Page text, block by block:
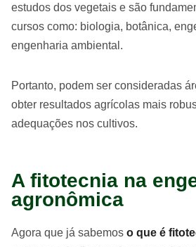
estudos dos vegetais e são
cursos como: biologia, botânica,
engenharia ambiental.
Portanto, podem ser consideradas
obter resultados agrícolas mais
adequações nos cultivos.
A fitotecnia na
agronômica
Agora que já sabemos o que é